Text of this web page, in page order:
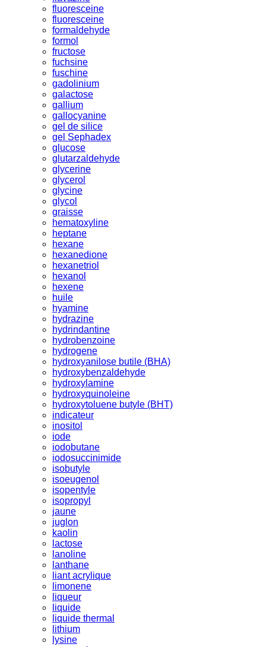
fluoresceine
fluoresceine
formaldehyde
formol
fructose
fuchsine
fuschine
gadolinium
galactose
gallium
gallocyanine
gel de silice
gel Sephadex
glucose
glutarzaldehyde
glycerine
glycerol
glycine
glycol
graisse
hematoxyline
heptane
hexane
hexanedione
hexanetriol
hexanol
hexene
huile
hyamine
hydrazine
hydrindantine
hydrobenzoine
hydrogene
hydroxyanilose butile (BHA)
hydroxybenzaldehyde
hydroxylamine
hydroxyquinoleine
hydroxytoluene butyle (BHT)
indicateur
inositol
iode
iodobutane
iodosuccinimide
isobutyle
isoeugenol
isopentyle
isopropyl
jaune
juglon
kaolin
lactose
lanoline
lanthane
liant acrylique
limonene
liqueur
liquide
liquide thermal
lithium
lysine